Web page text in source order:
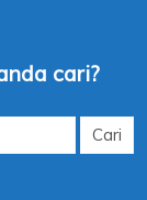
cari?